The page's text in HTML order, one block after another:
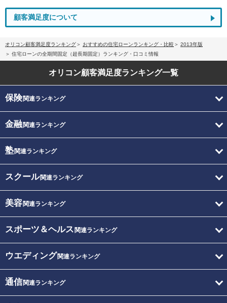
顧客満足度について
オリコン顧客満足度ランキング おすすめの住宅ローンランキング・比較
2013年版
住宅ローンの全期間固定（超長期固定）ランキング・口コミ情報
オリコン顧客満足度ランキング一覧
保険関連ランキング
金融関連ランキング
塾関連ランキング
スクール関連ランキング
美容関連ランキング
スポーツ＆ヘルス 関連ランキング
ウエディング関連ランキング
通信関連ランキング